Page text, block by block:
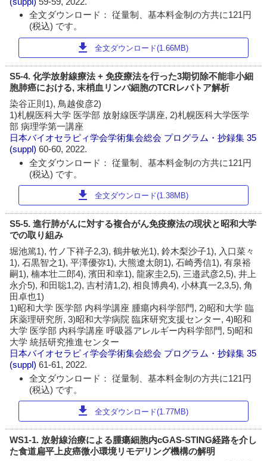
全文ダウンロード： 従量制、基本料金制の方共に121円
(税込) です。
download 全文ダウンロード(1.66MB)
S5-4. 化学放射線療法 + 免疫療法を行った3期切除不能非小細
胞肺癌における, 末梢血リンパ細胞のTCRレパトア解析
染谷正則1), 鳥越俊彦2)
1)札幌医科大学 医学部 放射線医学講座, 2)札幌医科大学医学
部 病理学第一講座
日本バイオセラピィ学会学術集会総会 プログラム・抄録集 35
(suppl)60-60, 2022.
全文ダウンロード： 従量制、基本料金制の方共に121円
(税込) です。
download 全文ダウンロード(1.38MB)
S5-5. 進行肺がんに対する複合がん免疫療法の現状と昭和大学
での取り組み
堀池篤1), 竹ノ下祥子2,3), 鶴井敏光1), 鈴木梨沙子1), 入口菜々
1), 石黒智之1), 平澤優弥1), 大熊遼太朗1), 石崎秀信1), 有泉裕
嗣1), 楠本壮二郎4), 濱田和幸1), 龍家圭2,5), 三邉武彦2,5), 井上
永介5), 和田聡1,2), 吉村清1,2), 相良博典4), 小林真一2,3,5), 角
田卓也1)
1)昭和大学 医学部 内科学講座 腫瘍内科学部門, 2)昭和大学 臨
床薬理研究所, 3)昭和大学病院 臨床研究支援センター, 4)昭和
大学 医学部 内科学講座 呼吸器アレルギー内科学部門, 5)昭和
大学 統括研究推進センター
日本バイオセラピィ学会学術集会総会 プログラム・抄録集 35
(suppl)61-61, 2022.
全文ダウンロード： 従量制、基本料金制の方共に121円
(税込) です。
download 全文ダウンロード(1.77MB)
WS1-1. 放射線治療による腫瘍細胞内cGAS-STING経路を介し
た食道扁平上皮癌微小環境リモデリング機構の解明